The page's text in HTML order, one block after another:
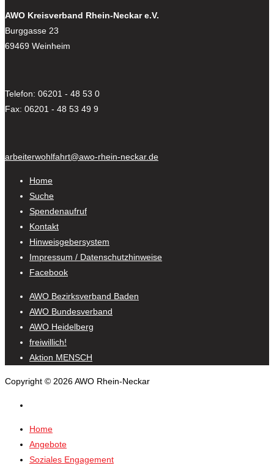
AWO Kreisverband Rhein-Neckar e.V.
Burggasse 23
69469 Weinheim
Telefon: 06201 - 48 53 0
Fax: 06201 - 48 53 49 9
arbeiterwohlfahrt@awo-rhein-neckar.de
Home
Suche
Spendenaufruf
Kontakt
Hinweisgebersystem
Impressum / Datenschutzhinweise
Facebook
AWO Bezirksverband Baden
AWO Bundesverband
AWO Heidelberg
freiwillich!
Aktion MENSCH
Copyright © 2026 AWO Rhein-Neckar
Home
Angebote
Soziales Engagement